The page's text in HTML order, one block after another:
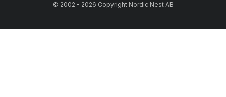
© 2002 - 2026 Copyright Nordic Nest AB